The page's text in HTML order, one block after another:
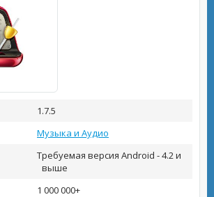
1.7.5
Музыка и Аудио
Требуемая версия Android - 4.2 и
выше
1 000 000+